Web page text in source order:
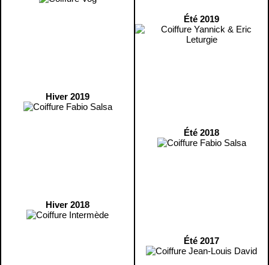
Hiver 2019
Hiver 2018
Été 2019
Été 2018
Été 2017